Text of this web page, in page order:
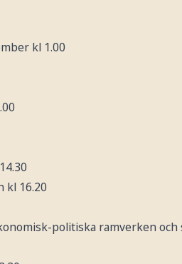
kl 1.00
kl 16.20
politiska ramverken